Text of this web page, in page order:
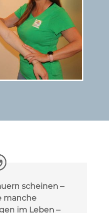
scheinen –
manche
im Leben –